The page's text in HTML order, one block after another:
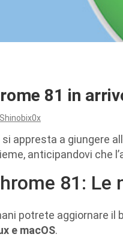
81 in
si appresta a giungere
anticipandovi che
81:
potrete aggiornare il
e macOS.